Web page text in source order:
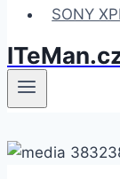
SONY